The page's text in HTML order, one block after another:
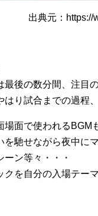
出典元：https://
後の数分間、注目
はり試合までの過程
面で使われるBGM
を馳せながら夜中に
ン等々・・・
クを自分の入場テー